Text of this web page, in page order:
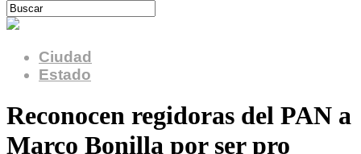
Ciudad
Estado
Reconocen regidoras del PAN a
Marco Bonilla por ser pro